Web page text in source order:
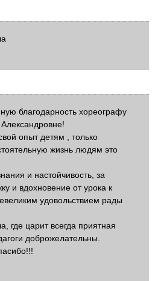
благодарность хореографу
опыт детям , только
жизнь людям это
и настойчивость, за
и вдохновение от урока к
удовольствием рады
где царит всегда приятная
доброжелательны.